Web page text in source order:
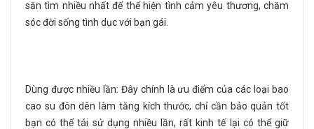
săn tìm nhiều nhất để thể hiện tình cảm yêu thương, chăm
sóc đời sống tình dục với bạn gái.
Dùng được nhiều lần: Đây chính là ưu điểm của các loại bao
cao su đôn dên làm tăng kích thước, chỉ cần bảo quản tốt
bạn có thể tái sử dụng nhiều lần, rất kinh tế lại có thể giữ